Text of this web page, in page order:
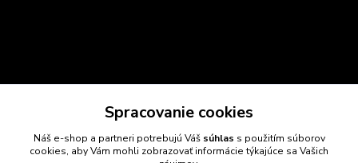
Spracovanie cookies
Náš e-shop a partneri potrebujú Váš súhlas s použitím súborov
cookies, aby Vám mohli zobrazovať informácie týkajúce sa Vašich